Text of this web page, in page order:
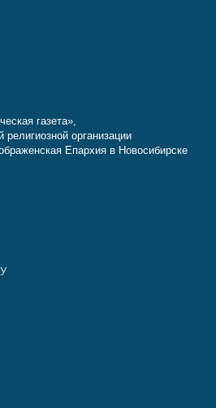
газета»,
организации
Епархия в Новосибирске